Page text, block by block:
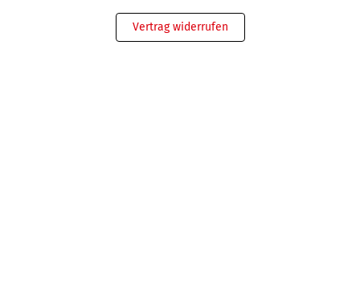
Vertrag widerrufen